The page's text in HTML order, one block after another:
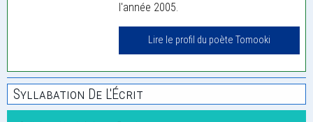
l'année 2005.
Lire le profil du poète Tomooki
Syllabation De L'Écrit